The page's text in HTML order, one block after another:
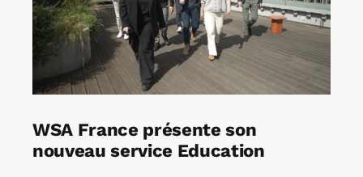
WSA France présente son
nouveau service Education